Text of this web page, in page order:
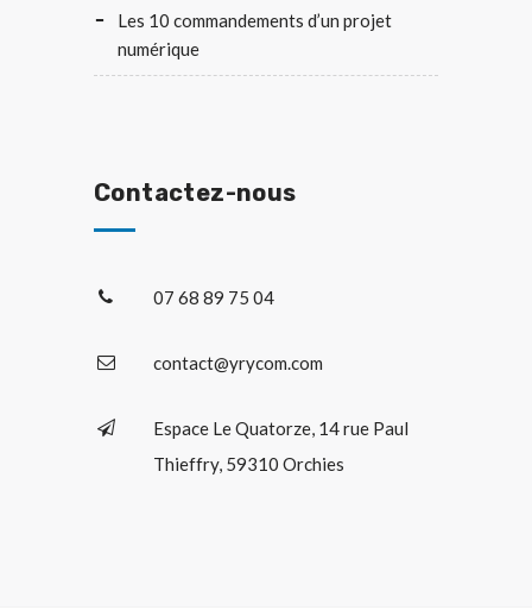
Les 10 commandements d’un projet
numérique
Contactez-nous
07 68 89 75 04
contact@yrycom.com
Espace Le Quatorze, 14 rue Paul
Thieffry, 59310 Orchies